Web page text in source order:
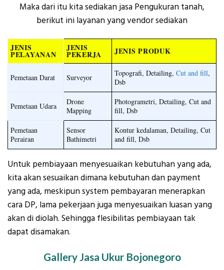
Maka dari itu kita sediakan jasa Pengukuran tanah,
berikut ini layanan yang vendor sediakan
JENIS
PELAYANAN
JENIS
PEKERJA JENIS PRODUK
Pemetaan Darat Surveyor Topografi, Detailing, Cut and fill,
Dsb
Pemetaan Udara
Drone
Mapping
Photogrametri, Detailing, Cut and
fill, Dsb
Pemetaan
Perairan
Sensor
Bathimetri
Kontur kedalaman, Detailing, Cut
and fill, Dsb
Untuk pembiayaan menyesuaikan kebutuhan yang ada,
kita akan sesuaikan dimana kebutuhan dan payment
yang ada, meskipun system pembayaran menerapkan
cara DP, lama pekerjaan juga menyesuaikan luasan yang
akan di diolah. Sehingga flesibilitas pembiayaan tak
dapat disamakan.
Gallery Jasa Ukur Bojonegoro